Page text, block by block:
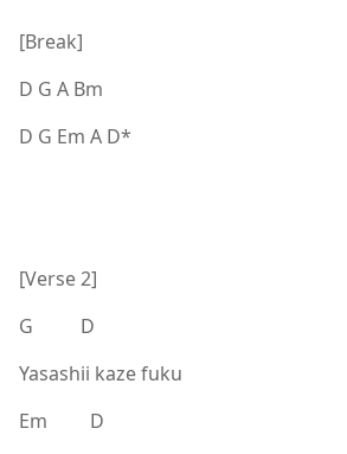
[Break]
D G A Bm
D G Em A D*
[Verse 2]
G D
Yasashii kaze fuku
Em D